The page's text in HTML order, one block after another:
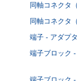
同軸コネクタ
同軸コネクタ
端子 - アダプタ
端子ブロック
端子ブロック